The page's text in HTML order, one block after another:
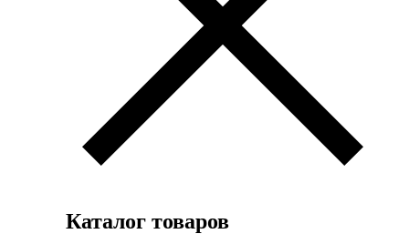
Каталог товаров